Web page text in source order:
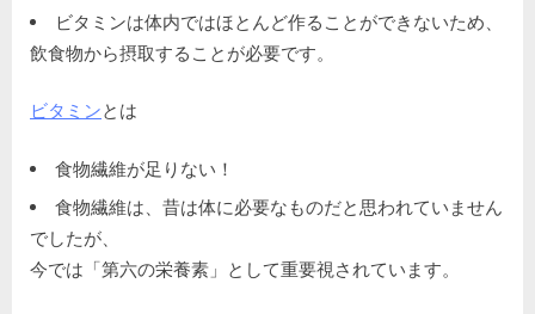
ビタミンは体内ではほとんど作ることができないため、
飲食物から摂取することが必要です。
ビタミンとは
食物繊維が足りない！
食物繊維は、昔は体に必要なものだと思われていません
でしたが、
今では「第六の栄養素」として重要視されています。